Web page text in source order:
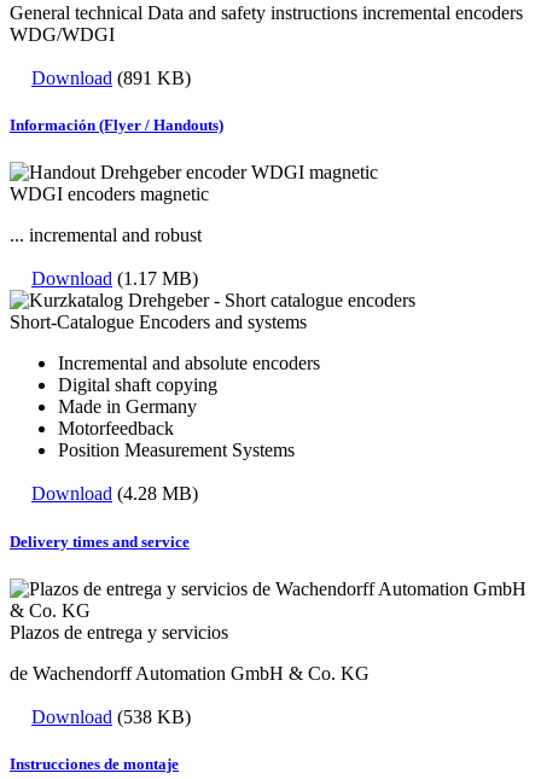
General technical Data and safety instructions incremental encoders
WDG/WDGI
Download (891 KB)
Información (Flyer / Handouts)
WDGI encoders magnetic
... incremental and robust
Download (1.17 MB)
Short-Catalogue Encoders and systems
Incremental and absolute encoders
Digital shaft copying
Made in Germany
Motorfeedback
Position Measurement Systems
Download (4.28 MB)
Delivery times and service
Plazos de entrega y servicios
de Wachendorff Automation GmbH & Co. KG
Download (538 KB)
Instrucciones de montaje